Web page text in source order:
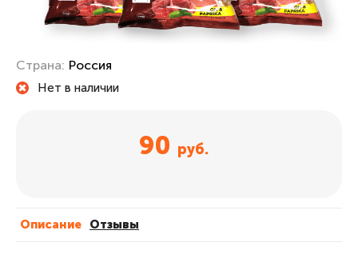
Страна: Россия
Нет в наличии
90 руб.
Описание Отзывы